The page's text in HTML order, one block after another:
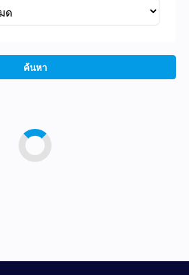
ค้นหา